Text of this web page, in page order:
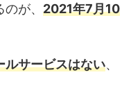
が、 2021年7月10
ルサービスはない、